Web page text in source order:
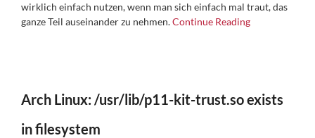
wirklich einfach nutzen, wenn man sich einfach mal traut, das
ganze Teil auseinander zu nehmen.Continue Reading
Arch Linux: /usr/lib/p11-kit-trust.so exists
in filesystem